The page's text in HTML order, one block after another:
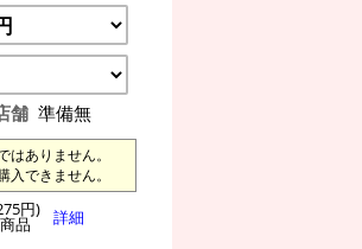
舗 準備無
ありません。
できません。
円)
品 詳細